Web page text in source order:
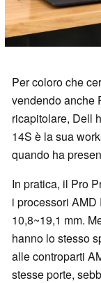
Per coloro che
vendendo anche
ricapitolare, Dell
14S è la sua
quando ha
In pratica, il Pro
i processori
10,8~19,1 mm.
hanno lo stesso
alle controparti
stesse porte,